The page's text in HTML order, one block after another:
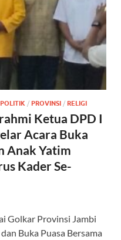
POLITIK / PROVINSI / RELIGI
Ketua DPD I
Acara Buka
Anak Yatim
Kader Se-
Golkar Provinsi Jambi
Buka Puasa Bersama